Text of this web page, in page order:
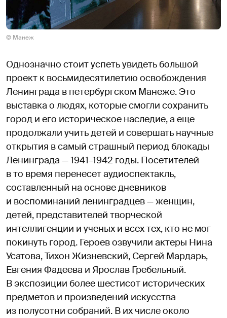
© Манеж
Однозначно стоит успеть увидеть большой
проект к восьмидесятилетию освобождения
Ленинграда в петербургском Манеже. Это
выставка о людях, которые смогли сохранить
город и его историческое наследие, а еще
продолжали учить детей и совершать научные
открытия в самый страшный период блокады
Ленинграда — 1941–1942 годы. Посетителей
в то время перенесет аудиоспектакль,
составленный на основе дневников
и воспоминаний ленинградцев — женщин,
детей, представителей творческой
интеллигенции и ученых и всех тех, кто не мог
покинуть город. Героев озвучили актеры Нина
Усатова, Тихон Жизневский, Сергей Мардарь,
Евгения Фадеева и Ярослав Гребельный.
В экспозиции более шестисот исторических
предметов и произведений искусства
из полусотни собраний. В их числе около